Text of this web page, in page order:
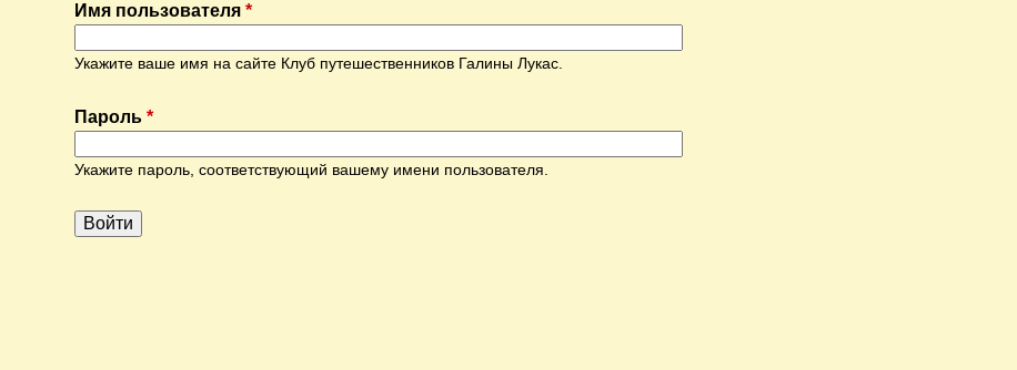
л
в
ы
Имя пользователя*
Укажите ваше имя на сайте Клуб путешественников Галины Лукас.
Пароль*
Укажите пароль, соответствующий вашему имени пользователя.